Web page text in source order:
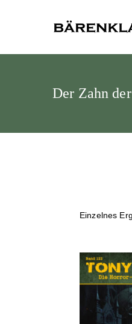
Der Zahn
Einzelnes